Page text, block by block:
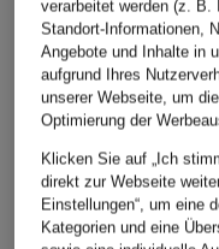
Bestpreis:149,59 €
Ursprünglich: 220 €
ÄHNLICHE ARTIKEL
verarbeitet werden (z. B.
Standort-Informationen,
Angebote und Inhalte in
aufgrund Ihres
unserer Webseite, um
Optimierung der
Klicken Sie auf „Ich
direkt zur Webseite
Einstellungen“, um eine
Kategorien und eine